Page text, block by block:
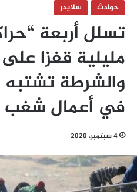
حوادث
سلايدر
تسلل أربعة
مليلية قفزا
والشرطة
في أعمال شغب
4 سبتمبر، 2020